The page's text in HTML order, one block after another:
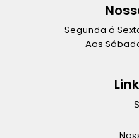
Segunda á
Aos